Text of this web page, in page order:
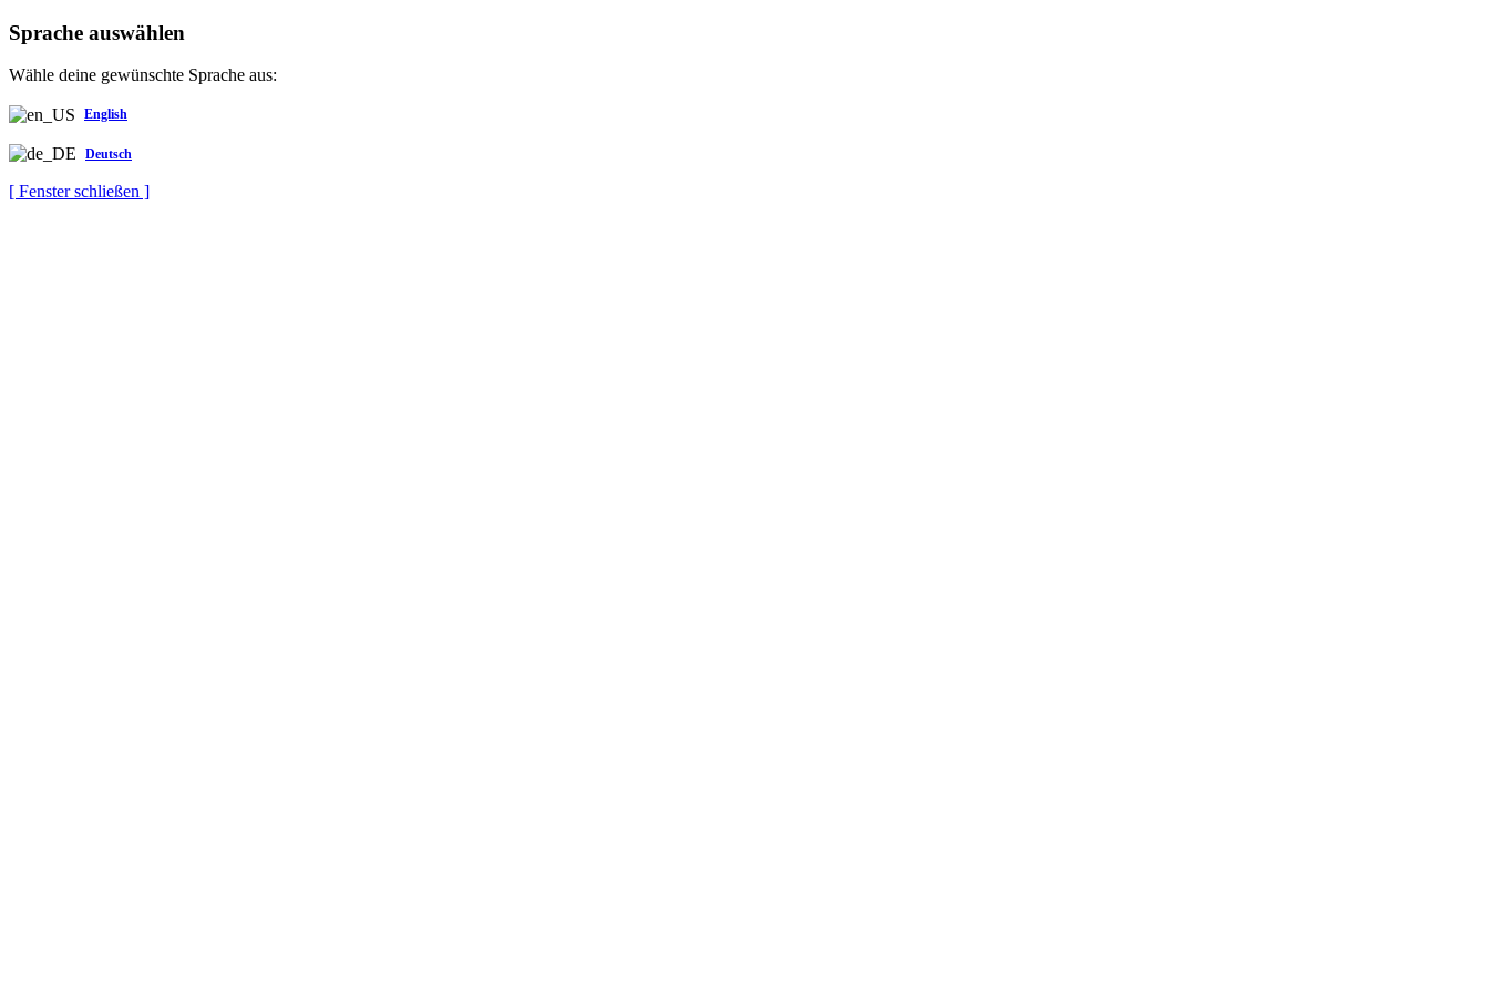
Sprache auswählen
Wähle deine gewünschte Sprache aus:
English
Deutsch
[ Fenster schließen ]